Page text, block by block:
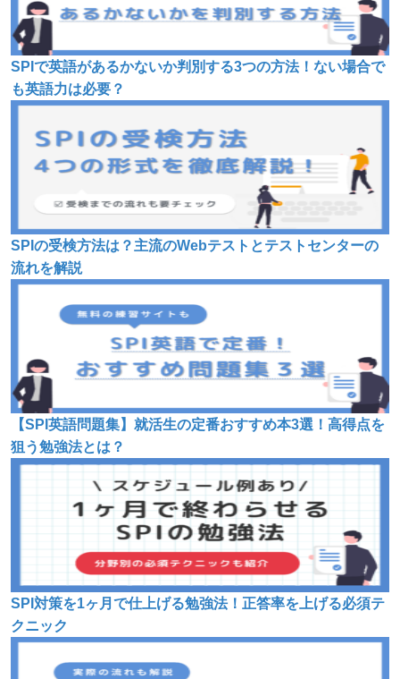
SPIで英語があるかないか判別する3つの方法！ない場合で
も英語力は必要？
SPIの受検方法は？主流のWebテストとテストセンターの
流れを解説
【SPI英語問題集】就活生の定番おすすめ本3選！高得点を
狙う勉強法とは？
SPI対策を1ヶ月で仕上げる勉強法！正答率を上げる必須テ
クニック